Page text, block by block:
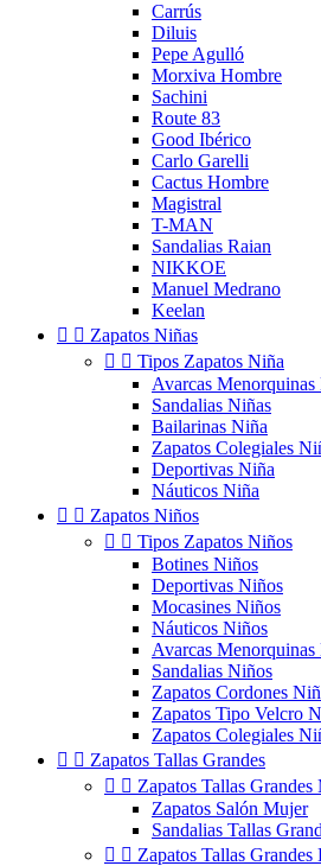
Carrús
Diluis
Pepe Agulló
Morxiva Hombre
Sachini
Route 83
Good Ibérico
Carlo Garelli
Cactus Hombre
Magistral
T-MAN
Sandalias Raian
NIKKOE
Manuel Medrano
Keelan
  Zapatos Niñas
  Tipos Zapatos Niña
Avarcas Menorquinas
Sandalias Niñas
Bailarinas Niña
Zapatos Colegiales
Deportivas Niña
Náuticos Niña
  Zapatos Niños
  Tipos Zapatos Niños
Botines Niños
Deportivas Niños
Mocasines Niños
Náuticos Niños
Avarcas
Sandalias Niños
Zapatos Cordones
Zapatos Tipo Velcro
Zapatos Colegiales
  Zapatos Tallas Grandes
  Zapatos Tallas Grandes
Zapatos Salón Mujer
Sandalias Tallas
  Zapatos Tallas Grandes